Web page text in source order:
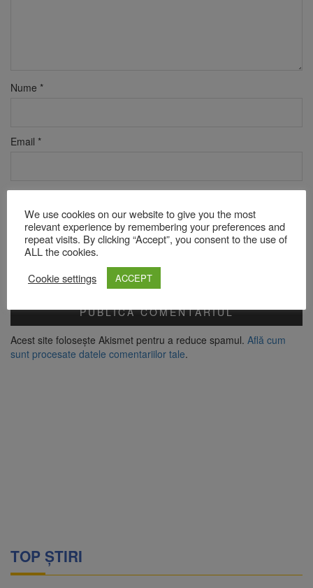
Nume *
Email *
Site web
Verificare anti-robot
Click pentru a începe verificarea
Acest site folosește Akismet pentru a reduce spamul. Află cum
sunt procesate datele comentariilor tale.
TOP ȘTIRI
We use cookies on our website to give you the most
relevant experience by remembering your preferences and
repeat visits. By clicking “Accept”, you consent to the use of
ALL the cookies.
Cookie settings
ACCEPT